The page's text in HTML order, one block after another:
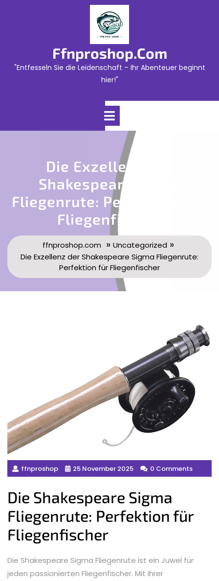
Ffnproshop.com
"Entfesseln Sie die Leidenschaft – Ihr Abenteuer beginnt
hier!"
Open
Die Exzellenz Der
Shakespeare Sigma
Fliegenrute: Perfektion Für
Fliegenfischer
ffnproshop.com » Uncategorized »
Die Exzellenz der Shakespeare Sigma Fliegenrute:
Perfektion für Fliegenfischer
ffnproshop 25 November 2025 0 Comments
Die Shakespeare Sigma
Fliegenrute: Perfektion für
Fliegenfischer
Die Shakespeare Sigma Fliegenrute ist ein Juwel für
jeden passionierten Fliegenfischer. Mit ihrer